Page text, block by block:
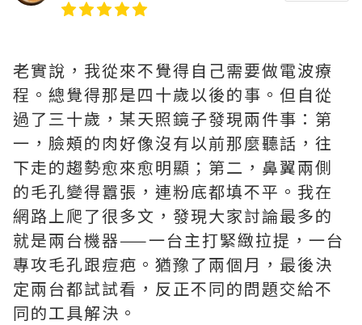
老實說，我從來不覺得自己需要做電波療
程。總覺得那是四十歲以後的事。但自從
過了三十歲，某天照鏡子發現兩件事：第
一，臉頰的肉好像沒有以前那麼聽話，往
下走的趨勢愈來愈明顯；第二，鼻翼兩側
的毛孔變得囂張，連粉底都填不平。我在
網路上爬了很多文，發現大家討論最多的
就是兩台機器——一台主打緊緻拉提，一台
專攻毛孔跟痘疤。猶豫了兩個月，最後決
定兩台都試試看，反正不同的問題交給不
同的工具解決。